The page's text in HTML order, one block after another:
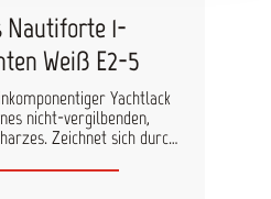
Nautiforte 1-
Weiß E2-5
Yachtlack
nicht-vergilbenden,
Zeichnet sich durch
langer